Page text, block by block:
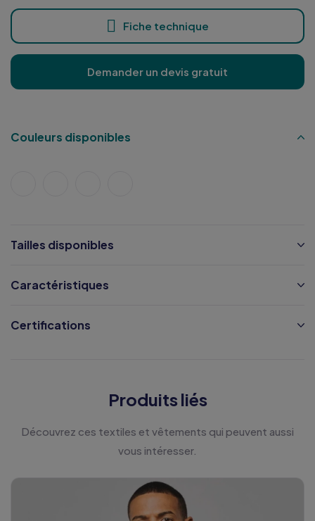
Fiche technique
Demander un devis gratuit
Couleurs disponibles
Tailles disponibles
Caractéristiques
Certifications
Produits liés
Découvrez ces textiles et vêtements qui peuvent aussi
vous intéresser.